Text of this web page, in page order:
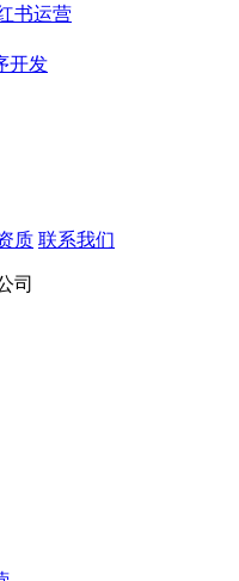
书运营
开发
质 联系我们
司